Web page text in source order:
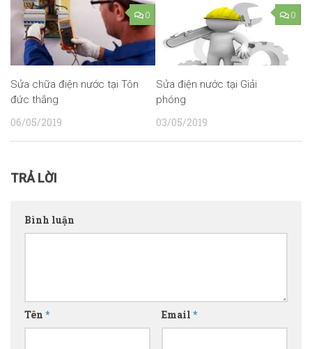
0
Sửa chữa điện nước tại Tôn
đức thắng
06/05/2019
0
Sửa điện nước tại Giải
phóng
03/05/2019
TRẢ LỜI
Bình luận
Tên * Email *